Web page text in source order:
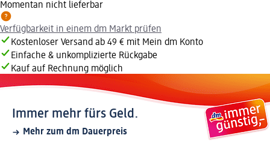
Momentan nicht lieferbar
Verfügbarkeit in einem dm Markt prüfen
Kostenloser Versand ab 49 € mit Mein dm Konto
Einfache & unkomplizierte Rückgabe
Kauf auf Rechnung möglich
Immer mehr fürs Geld.
Mehr zum dm Dauerpreis